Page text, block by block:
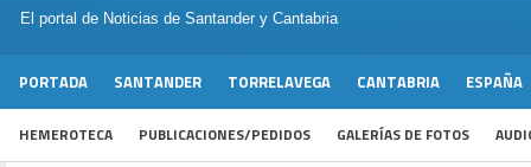
El portal de Noticias de Santander y Cantabria
PORTADA SANTANDER TORRELAVEGA CANTABRIA ESPAÑA
HEMEROTECA PUBLICACIONES/PEDIDOS GALERÍAS DE FOTOS